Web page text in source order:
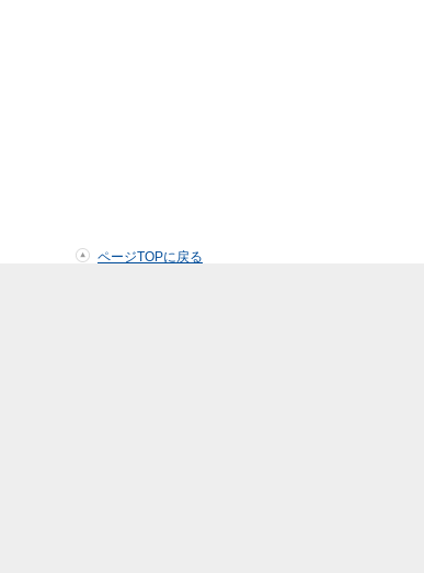
ページTOPに戻る